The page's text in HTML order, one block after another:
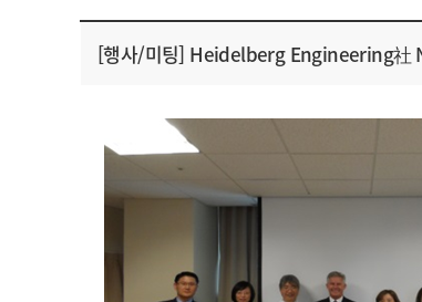
[행사/미팅] Heidelberg Engineering社